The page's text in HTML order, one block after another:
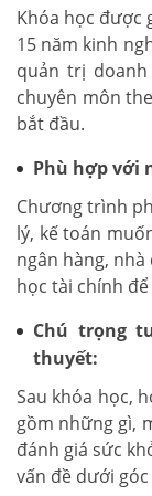
Khóa học được
15 năm kinh
quản trị
chuyên môn
bắt đầu.
Phù hợp với
Chương trình
lý, kế toán
ngân hàng,
học tài chính
Chú trọng
thuyết:
Sau khóa học,
gồm những gì,
đánh giá sức
vấn đề dưới